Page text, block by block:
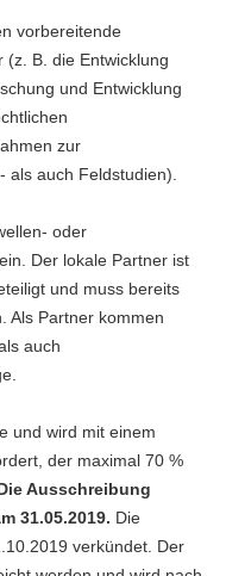
vorbereitende
B. die Entwicklung
und Entwicklung
zur
als auch Feldstudien).
oder
Der lokale Partner ist
und muss bereits
Als Partner kommen
auch
und wird mit einem
der maximal 70 %
Ausschreibung
31.05.2019. Die
verkündet. Der